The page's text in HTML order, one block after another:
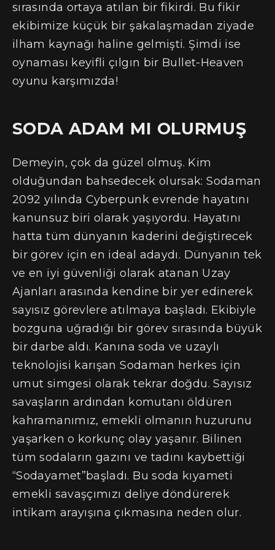
sırasında ortaya atılan bir fikirdi. Bu fikir
ekibimize küçük bir şakalaşmadan ziyade
ilham kaynağı haline gelmişti. Şimdi ise
oynaması keyifli çılgın bir Bullet-Heaven
oyunu karşımızda!
SODA ADAM MI OLURMUŞ
Demeyin, çok da güzel olmuş. Kim
olduğundan bahsedecek olursak: Sodaman
2092 yılında Cyberpunk evrende hayatını
kanunsuz biri olarak yaşıyordu. Hayatını
hatta tüm dünyanın kaderini değiştirecek
bir görev için en ideal adaydı. Dünyanın tek
ve en iyi güvenliği olarak atanan Uzay
Ajanları arasında kendine bir yer edinerek
sayısız görevlere atılmaya başladı. Ekibiyle
bozguna uğradığı bir görev sırasında büyük
bir darbe aldı. Kanına soda ve uzaylı
teknolojisi karışan Sodaman herkes için
umut simgesi olarak tekrar doğdu. Sayısız
savaşların ardından komutanı öldüren
kahramanımız, emekli olmanın huzurunu
yaşarken o korkunç olay yaşanır. Bilinen
tüm sodaların gazını ve tadını kaybettiği
“Sodayamet”başladı. Bu soda kıyameti
emekli savaşçımızı deliye döndürerek
intikam arayışına çıkmasına neden olur.